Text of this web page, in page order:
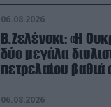
(βίντεο)
06.08.2026
Β.Ζελένσκι: «Η
δύο μεγάλα
πετρελαίου βαθιά
(βίντεο)
06.08.2026